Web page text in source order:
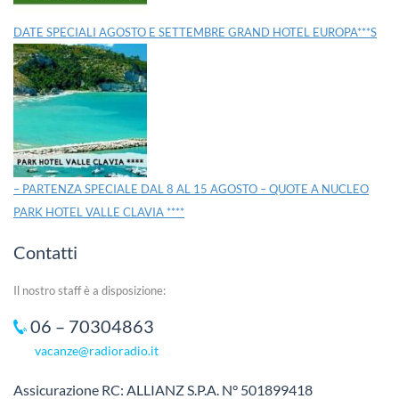
DATE SPECIALI AGOSTO E SETTEMBRE GRAND HOTEL EUROPA***S
– PARTENZA SPECIALE DAL 8 AL 15 AGOSTO – QUOTE A NUCLEO
PARK HOTEL VALLE CLAVIA ****
Contatti
Il nostro staff è a disposizione:
06 – 70304863
vacanze@radioradio.it
Assicurazione RC: ALLIANZ S.P.A. N° 501899418